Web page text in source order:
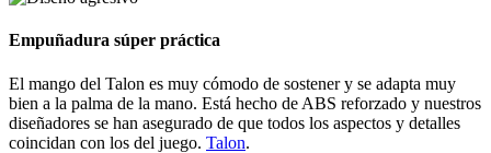
Empuñadura súper práctica
El mango del Talon es muy cómodo de sostener y se adapta muy
bien a la palma de la mano. Está hecho de ABS reforzado y nuestros
diseñadores se han asegurado de que todos los aspectos y detalles
coincidan con los del juego. Talon.